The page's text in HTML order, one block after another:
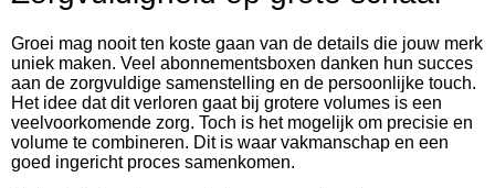
Groei mag nooit ten koste gaan van de details die jouw merk
uniek maken. Veel abonnementsboxen danken hun succes
aan de zorgvuldige samenstelling en de persoonlijke touch.
Het idee dat dit verloren gaat bij grotere volumes is een
veelvoorkomende zorg. Toch is het mogelijk om precisie en
volume te combineren. Dit is waar vakmanschap en een
goed ingericht proces samenkomen.